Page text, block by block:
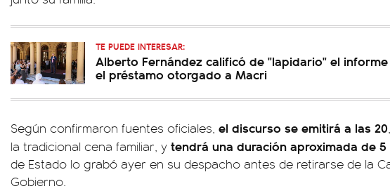
TE PUEDE INTERESAR:
Alberto Fernández calificó de "lapidario" el
el préstamo otorgado a Macri
Según confirmaron fuentes oficiales, el discurso se emitirá a las 20
la tradicional cena familiar, y tendrá una duración aproximada de
de Estado lo grabó ayer en su despacho antes de retirarse de la
Gobierno.